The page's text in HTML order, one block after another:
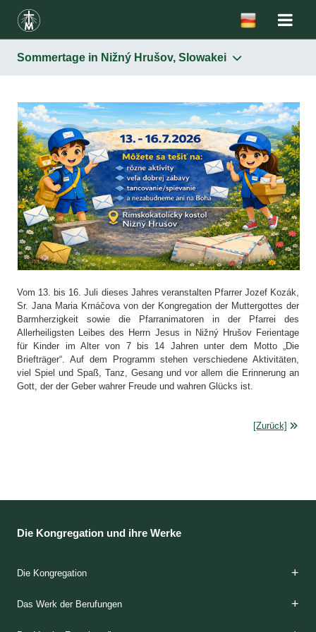
Sommertage in Nižný Hrušov, Slowakei
Vom 13. bis 16. Juli dieses Jahres veranstalten Pfarrer Jozef Kozák,
Sr. Jana Maria Krnáčova von der Kongregation der Muttergottes der
Barmherzigkeit sowie die Pfarranimatoren in der Pfarrei des
Allerheiligsten Leibes des Herrn Jesus in Nižný Hrušov Ferientage
für Kinder im Alter von 7 bis 14 Jahren unter dem Motto „Die
Briefträger“. Auf dem Programm stehen verschiedene Aktivitäten,
viel Spiel und Spaß, Tanz, Gesang und vor allem die Erinnerung an
Gott, der der Geber wahrer Freude und wahren Glücks ist.
[Zurück]
Die Kongregation und ihre Werke
Die Kongregation
Die Gründerinnen
Das Charisma
Die Spiritualität
Die Etappen der Ausbildung
Die Klöster
Das Apostolat
Die Häuser der Barmherzigkeit
Die Geschichte
Das Werk der Berufungen